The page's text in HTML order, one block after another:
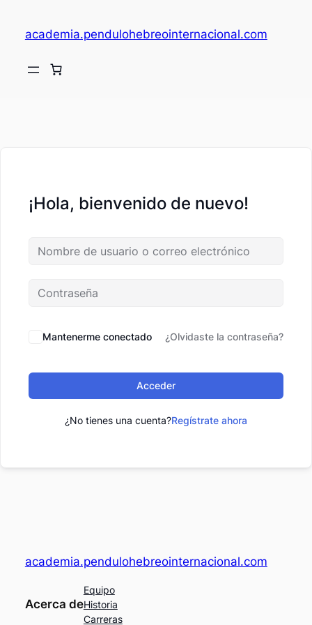
academia.pendulohebreointernacional.com
¡Hola, bienvenido de nuevo!
Mantenerme conectado ¿Olvidaste la contraseña?
Acceder
¿No tienes una cuenta?Regístrate ahora
academia.pendulohebreointernacional.com
Acerca de
Equipo
Historia
Carreras